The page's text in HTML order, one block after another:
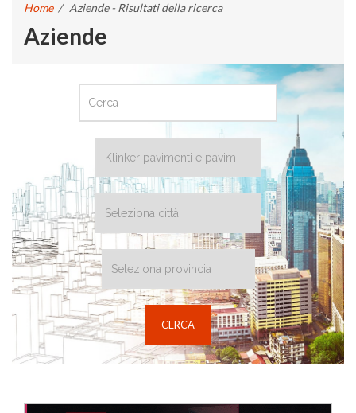
Home / Aziende - Risultati della ricerca
Aziende